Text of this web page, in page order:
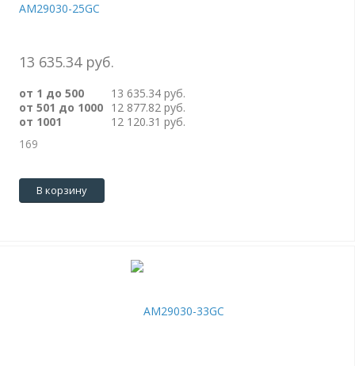
AM29030-25GC
13 635.34 руб.
от 1 до 500
13 635.34 руб.
от 501 до 1000 12 877.82 руб.
от 1001
12 120.31 руб.
169
В корзину